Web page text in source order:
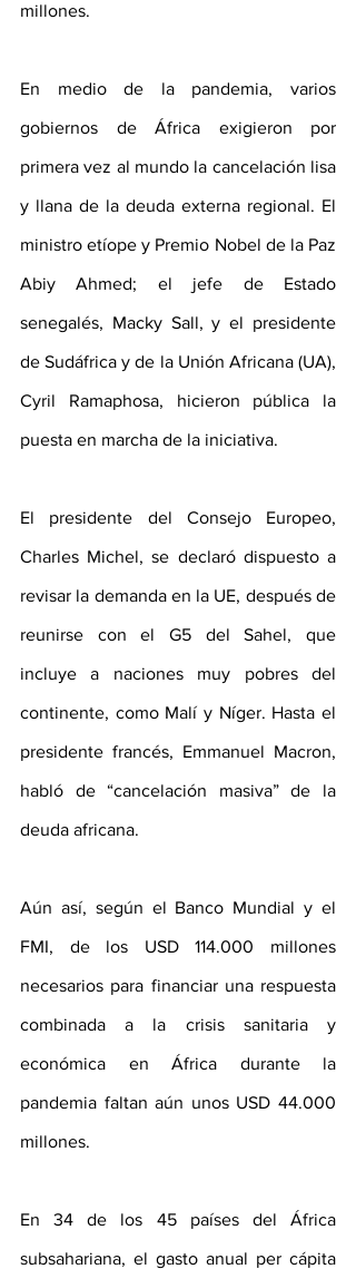
millones.
En medio de la pandemia, varios
gobiernos de África exigieron por
primera vez al mundo la cancelación lisa
y llana de la deuda externa regional. El
ministro etíope y Premio Nobel de la Paz
Abiy Ahmed; el jefe de Estado
senegalés, Macky Sall, y el presidente
de Sudáfrica y de la Unión Africana (UA),
Cyril Ramaphosa, hicieron pública la
puesta en marcha de la iniciativa.
El presidente del Consejo Europeo,
Charles Michel, se declaró dispuesto a
revisar la demanda en la UE, después de
reunirse con el G5 del Sahel, que
incluye a naciones muy pobres del
continente, como Malí y Níger. Hasta el
presidente francés, Emmanuel Macron,
habló de “cancelación masiva” de la
deuda africana.
Aún así, según el Banco Mundial y el
FMI, de los USD 114.000 millones
necesarios para financiar una respuesta
combinada a la crisis sanitaria y
económica en África durante la
pandemia faltan aún unos USD 44.000
millones.
En 34 de los 45 países del África
subsahariana, el gasto anual per cápita